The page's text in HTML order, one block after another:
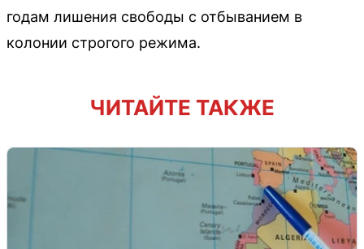
годам лишения свободы с отбыванием в
колонии строгого режима.
ЧИТАЙТЕ ТАКЖЕ